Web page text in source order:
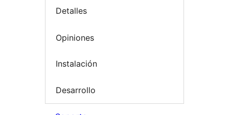
Detalles
Opiniones
Instalación
Desarrollo